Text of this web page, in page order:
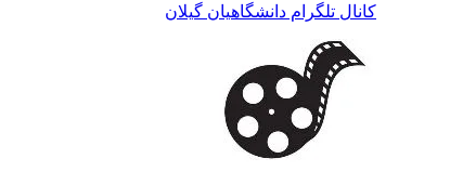
کانال تلگرام دانشگاهیان گیلان